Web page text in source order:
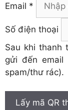
Email *
Số điện thoại
Sau khi thanh
gửi đến email
spam/thư rác).
Lấy mã QR